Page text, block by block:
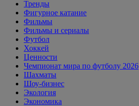
Тренды
Фигурное катание
Фильмы
Фильмы и сериалы
Футбол
Хоккей
Ценности
Чемпионат мира по футболу 2026
Шахматы
Шоу-бизнес
Экология
Экономика